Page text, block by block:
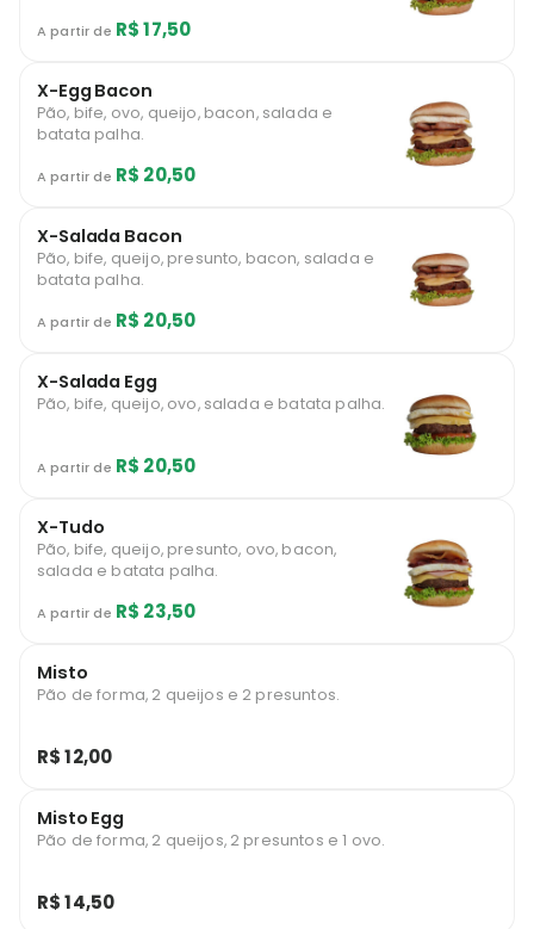
A partir de R$ 17,50
X-Egg Bacon
Pão, bife, ovo, queijo, bacon, salada e
batata palha.
A partir de R$ 20,50
X-Salada Bacon
Pão, bife, queijo, presunto, bacon, salada e
batata palha.
A partir de R$ 20,50
X-Salada Egg
Pão, bife, queijo, ovo, salada e batata palha.
A partir de R$ 20,50
X-Tudo
Pão, bife, queijo, presunto, ovo, bacon,
salada e batata palha.
A partir de R$ 23,50
Misto
Pão de forma, 2 queijos e 2 presuntos.
R$ 12,00
Misto Egg
Pão de forma, 2 queijos, 2 presuntos e 1 ovo.
R$ 14,50